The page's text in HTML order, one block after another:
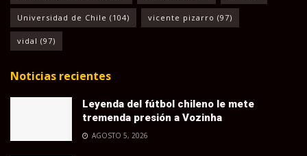
Universidad de Chile (104) vicente pizarro (97)
vidal (97)
Noticias recientes
Leyenda del fútbol chileno le mete
tremenda presión a Vozinha
AGOSTO 5, 2026